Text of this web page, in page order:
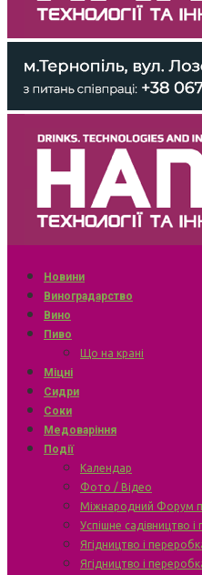
Новини
Виноградарство
Вино
Пиво
Що на крані
Міцні
Сидри
Соки
Медоваріння
Події
Календар
Фото / Відео
Міжнародний Форум
Успішне садівництво
Ягідництво і
Ягідництво і